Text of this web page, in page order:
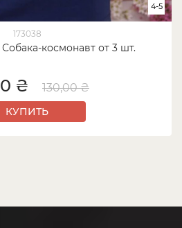
173038
космонавт от 3 шт.
4-5
₴ 130,00 ₴
КУПИТЬ